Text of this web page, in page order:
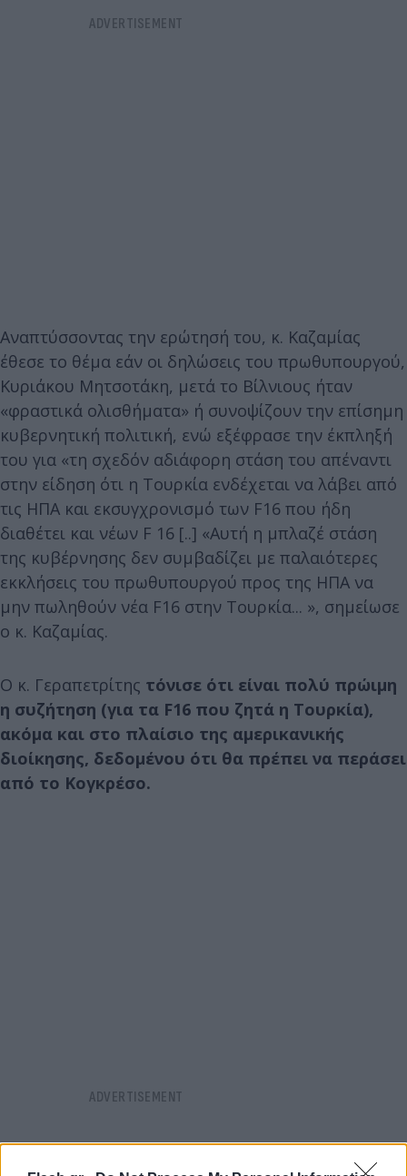
Αναπτύσσοντας την ερώτησή του, κ. Καζαμίας
έθεσε το θέμα εάν οι δηλώσεις του πρωθυπουργού,
Κυριάκου Μητσοτάκη, μετά το Βίλνιους ήταν
«φραστικά ολισθήματα» ή συνοψίζουν την επίσημη
κυβερνητική πολιτική, ενώ εξέφρασε την έκπληξή
του για «τη σχεδόν αδιάφορη στάση του απέναντι
στην είδηση ότι η Τουρκία ενδέχεται να λάβει από
τις ΗΠΑ και εκσυγχρονισμό των F16 που ήδη
διαθέτει και νέων F 16 [..] «Αυτή η μπλαζέ στάση
της κυβέρνησης δεν συμβαδίζει με παλαιότερες
εκκλήσεις του πρωθυπουργού προς της ΗΠΑ να
μην πωληθούν νέα F16 στην Τουρκία... », σημείωσε
ο κ. Καζαμίας.
Ο κ. Γεραπετρίτης τόνισε ότι είναι πολύ πρώιμη
η συζήτηση (για τα F16 που ζητά η Τουρκία),
ακόμα και στο πλαίσιο της αμερικανικής
διοίκησης, δεδομένου ότι θα πρέπει να περάσει
από το Κογκρέσο.